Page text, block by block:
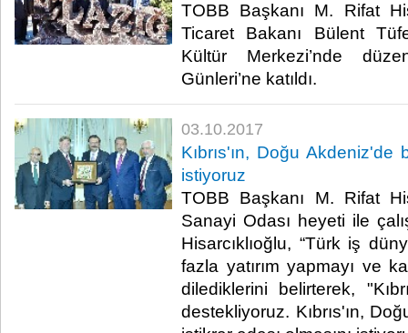
TOBB Başkanı M. Rifat
Ticaret Bakanı Bülent
Kültür Merkezi’nde
Günleri’ne katıldı.​
03.10.2017
Kıbrıs'ın, Doğu Akdeniz'de
istiyoruz
TOBB Başkanı M. Rifat
Sanayi Odası heyeti ile
Hisarcıklıoğlu, “Türk iş
fazla yatırım yapmayı ve
dilediklerini belirterek,
destekliyoruz. Kıbrıs'ın,